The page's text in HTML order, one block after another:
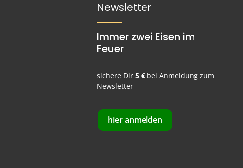
Newsletter
Immer zwei Eisen im
Feuer
sichere Dir5 € bei Anmeldung zum
Newsletter
hier anmelden